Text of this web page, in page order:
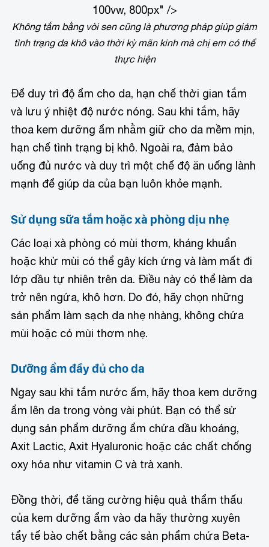
100vw, 800px" />
Không tắm bằng vòi sen cũng là phương pháp giúp giảm
tình trạng da khô vào thời kỳ mãn kinh mà chị em có thể
thực hiện
Để duy trì độ ẩm cho da, hạn chế thời gian tắm
và lưu ý nhiệt độ nước nóng. Sau khi tắm, hãy
thoa kem dưỡng ẩm nhằm giữ cho da mềm mịn,
hạn chế tình trạng bị khô. Ngoài ra, đảm bảo
uống đủ nước và duy trì một chế độ ăn uống lành
mạnh để giúp da của bạn luôn khỏe mạnh.
Sử dụng sữa tắm hoặc xà phòng dịu nhẹ
Các loại xà phòng có mùi thơm, kháng khuẩn
hoặc khử mùi có thể gây kích ứng và làm mất đi
lớp dầu tự nhiên trên da. Điều này có thể làm da
trở nên ngứa, khô hơn. Do đó, hãy chọn những
sản phẩm làm sạch da nhẹ nhàng, không chứa
mùi hoặc có mùi thơm nhẹ.
Dưỡng ẩm đầy đủ cho da
Ngay sau khi tắm nước ấm, hãy thoa kem dưỡng
ẩm lên da trong vòng vài phút. Bạn có thể sử
dụng sản phẩm dưỡng ẩm chứa dầu khoáng,
Axit Lactic, Axit Hyaluronic hoặc các chất chống
oxy hóa như vitamin C và trà xanh.
Đồng thời, để tăng cường hiệu quả thẩm thấu
của kem dưỡng ẩm vào da hãy thường xuyên
tẩy tế bào chết bằng các sản phẩm chứa Beta-